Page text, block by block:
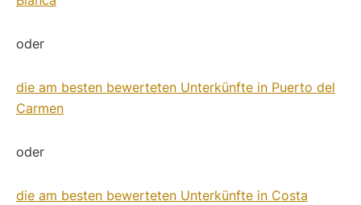
oder
die am besten bewerteten Unterkünfte in Puerto del
Carmen
oder
die am besten bewerteten Unterkünfte in Costa